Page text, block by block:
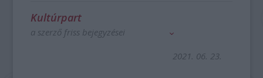
Kultúrpart
a szerző friss bejegyzései
2021. 06. 23.